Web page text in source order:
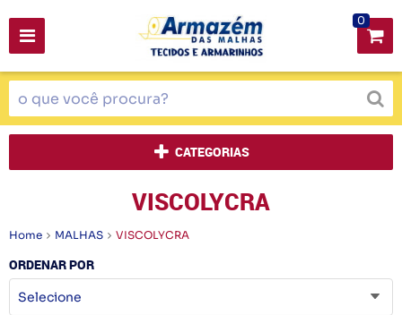
0
CATEGORIAS
VISCOLYCRA
Home MALHAS VISCOLYCRA
ORDENAR POR
Selecione